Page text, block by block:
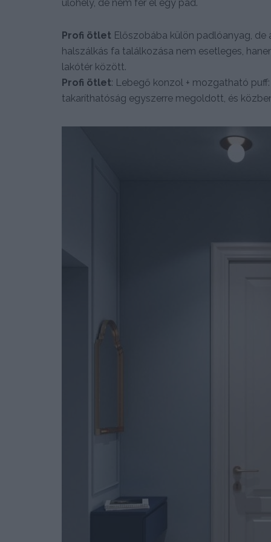
ülőhely, de nem fér el egy pad.
Profi ötlet Előszobába külön padlóanyag, de
halszálkás fa találkozása nem esetleges,
lakótér között.
Profi ötlet: Lebegő konzol + mozgatható
takaríthatóság egyszerre megoldott, és